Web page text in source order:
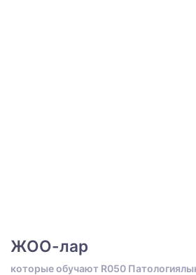
ЖОО-лар
которые обучают R050